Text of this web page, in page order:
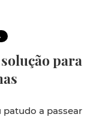
para
patudo a passear